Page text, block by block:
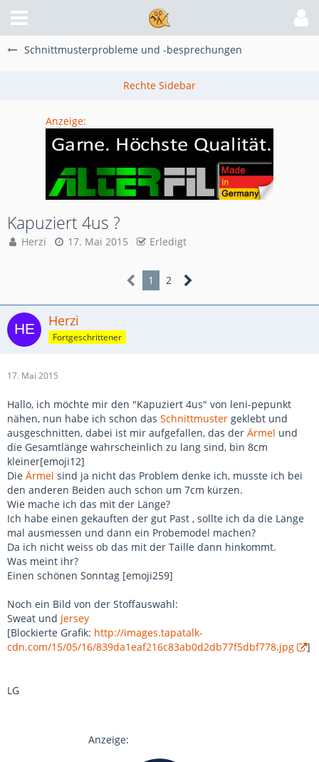
Schnittmusterprobleme und -besprechungen
Anzeige:
Kapuziert 4us ?
Herzi 17. Mai 2015 Erledigt
1 2
Herzi
Fortgeschrittener
17. Mai 2015
Hallo, ich möchte mir den "Kapuziert 4us" von leni-pepunkt
nähen, nun habe ich schon das Schnittmuster geklebt und
ausgeschnitten, dabei ist mir aufgefallen, das der Ärmel und
die Gesamtlänge wahrscheinlich zu lang sind, bin 8cm
kleiner[emoji12]
Die Ärmel sind ja nicht das Problem denke ich, musste ich bei
den anderen Beiden auch schon um 7cm kürzen.
Wie mache ich das mit der Länge?
Ich habe einen gekauften der gut Past , sollte ich da die Länge
mal ausmessen und dann ein Probemodel machen?
Da ich nicht weiss ob das mit der Taille dann hinkommt.
Was meint ihr?
Einen schönen Sonntag [emoji259]
Noch ein Bild von der Stoffauswahl:
Sweat und Jersey
[Blockierte Grafik: http://images.tapatalk-
cdn.com/15/05/16/839da1eaf216c83ab0d2db77f5dbf778.jpg
]
LG
Anzeige: